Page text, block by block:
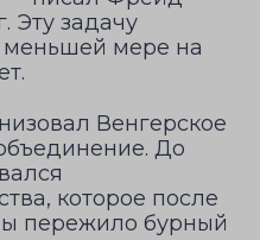
Эту задачу
меньшей мере на
Венгерское
До
которое после
пережило бурный